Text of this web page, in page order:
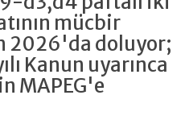
mücbir
2026'da doluyor;
Kanun uyarınca
MAPEG'e